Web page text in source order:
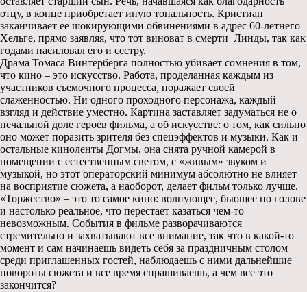
отцу, в конце приобретает иную тональность. Кристиан
заканчивает ее шокирующими обвинениями в адрес 60-летнего
Хельге, прямо заявляя, что тот виноват в смерти Линды, так как
годами насиловал его и сестру.
Драма Томаса Винтерберга полностью убивает сомнения в том,
что кино – это искусство. Работа, проделанная каждым из
участников съемочного процесса, поражает своей
слаженностью. Ни одного проходного персонажа, каждый
взгляд и действие уместно. Картина заставляет задуматься не о
печальной доле героев фильма, а об искусстве: о том, как сильно
оно может поразить зрителя без спецэффектов и музыки. Как и
остальные киноленты Догмы, она снята ручной камерой в
помещении с естественным светом, с «живым» звуком и
музыкой, но этот операторский минимум абсолютно не влияет
на восприятие сюжета, а наоборот, делает фильм только лучше.
«Торжество» – это то самое кино: волнующее, бьющее по голове
и настолько реальное, что перестает казаться чем-то
невозможным. События в фильме разворачиваются
стремительно и захватывают все внимание, так что в какой-то
момент и сам начинаешь видеть себя за праздничным столом
среди приглашенных гостей, наблюдаешь с ними дальнейшие
повороты сюжета и все время спрашиваешь, а чем все это
закончится?